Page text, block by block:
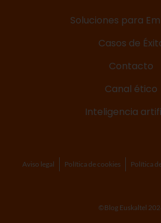
Soluciones para
Casos de
Contacto
Canal ético
Inteligencia
Aviso legal Política de cookies Política
©Blog Euskaltel